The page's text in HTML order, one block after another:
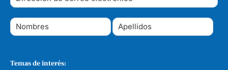
Temas de interés: